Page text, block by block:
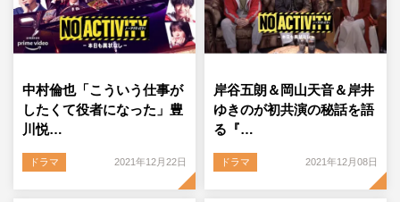
中村倫也「こういう仕事が
したくて役者になった」豊
川悦…
ドラマ 2021年12月22日
岸谷五朗＆岡山天音＆岸井
ゆきのが初共演の秘話を語
る『…
ドラマ 2021年12月08日